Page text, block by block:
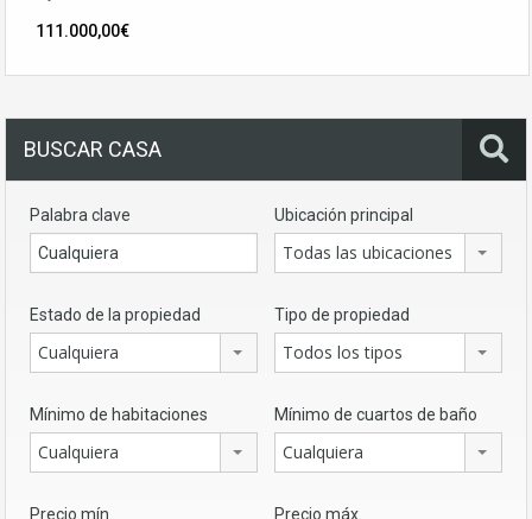
111.000,00€
BUSCAR CASA
Palabra clave Ubicación principal
Todas las ubicaciones
Estado de la propiedad
Cualquiera
Tipo de propiedad
Todos los tipos
Mínimo de habitaciones
Cualquiera
Mínimo de cuartos de baño
Cualquiera
Precio mín. Precio máx.